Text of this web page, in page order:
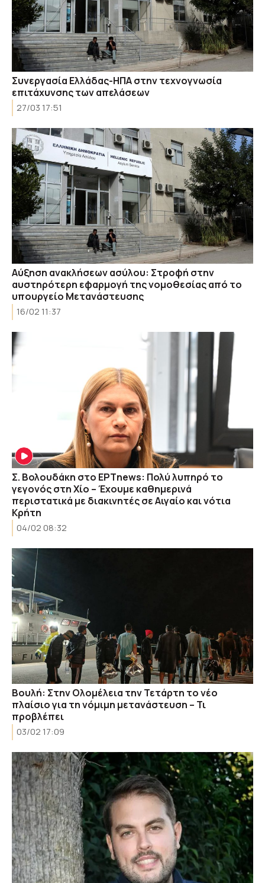
Συνεργασία Ελλάδας-ΗΠΑ στην τεχνογνωσία
επιτάχυνσης των απελάσεων
27/03 17:51
Αύξηση ανακλήσεων ασύλου: Στροφή στην
αυστηρότερη εφαρμογή της νομοθεσίας από το
υπουργείο Μετανάστευσης
16/02 11:37
Σ. Βολουδάκη στο ΕΡΤnews: Πολύ λυπηρό το
γεγονός στη Χίο – Έχουμε καθημερινά
περιστατικά με διακινητές σε Αιγαίο και νότια
Κρήτη
04/02 08:32
Boυλή: Στην Ολομέλεια την Τετάρτη το νέο
πλαίσιο για τη νόμιμη μετανάστευση – Τι
προβλέπει
03/02 17:09